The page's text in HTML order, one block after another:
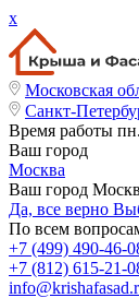
x
Московская
Санкт-
Время работы
Ваш город
Москва
Ваш город
Да, все верно
По всем
+7 (499) 490-46-
+7 (812) 615-21-